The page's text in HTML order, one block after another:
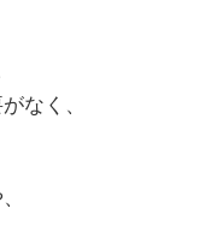
なく、